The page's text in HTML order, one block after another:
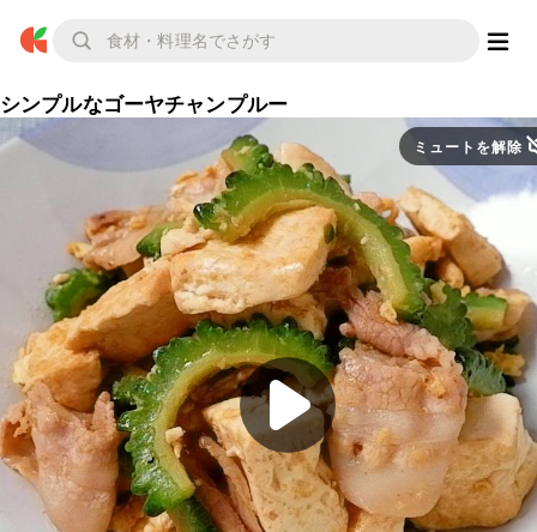
シンプルなゴーヤチャンプルー
ミュートを解除